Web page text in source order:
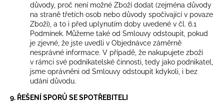
důvody, proč není možné Zboží dodat (zejména důvody
na straně třetích osob nebo důvody spočívající v povaze
Zboží), a to i před uplynutím doby uvedené v čl. 6.1
Podmínek. Můžeme také od Smlouvy odstoupit, pokud
je zjevné, že jste uvedli v Objednávce záměrně
nesprávné informace. V případě, že nakupujete zboží
v rámci své podnikatelské činnosti, tedy jako podnikatel,
jsme oprávněni od Smlouvy odstoupit kdykoli, i bez
udání důvodu.
9. ŘEŠENÍ SPORŮ SE SPOTŘEBITELI